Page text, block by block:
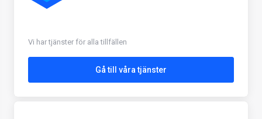
Vi har tjänster för alla tillfällen
Gå till våra tjänster